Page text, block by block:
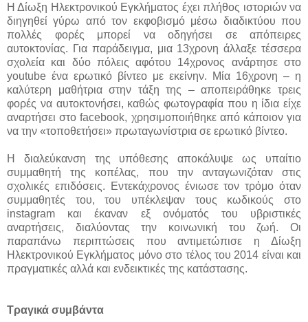
Η Δίωξη Ηλεκτρονικού Εγκλήματος έχει πλήθος ιστοριών να
διηγηθεί γύρω από τον εκφοβισμό μέσω διαδικτύου που
πολλές φορές μπορεί να οδηγήσει σε απόπειρες
αυτοκτονίας. Για παράδειγμα, μια 13χρονη άλλαξε τέσσερα
σχολεία και δύο πόλεις αφότου 14χρονος ανάρτησε στο
youtube ένα ερωτικό βίντεο με εκείνην. Μία 16χρονη – η
καλύτερη μαθήτρια στην τάξη της – αποπειράθηκε τρεις
φορές να αυτοκτονήσει, καθώς φωτογραφία που η ίδια είχε
αναρτήσει στο facebook, χρησιμοποιήθηκε από κάποιον για
να την «τοποθετήσει» πρωταγωνίστρια σε ερωτικό βίντεο.
Η διαλεύκανση της υπόθεσης αποκάλυψε ως υπαίτιο
συμμαθητή της κοπέλας, που την ανταγωνιζόταν στις
σχολικές επιδόσεις. Εντεκάχρονος ένιωσε τον τρόμο όταν
συμμαθητές του, του υπέκλεψαν τους κωδικούς στο
instagram και έκαναν εξ ονόματός του υβριστικές
αναρτήσεις, διαλύοντας την κοινωνική του ζωή. Οι
παραπάνω περιπτώσεις που αντιμετώπισε η Δίωξη
Ηλεκτρονικού Εγκλήματος μόνο στο τέλος του 2014 είναι και
πραγματικές αλλά και ενδεικτικές της κατάστασης.
Τραγικά συμβάντα